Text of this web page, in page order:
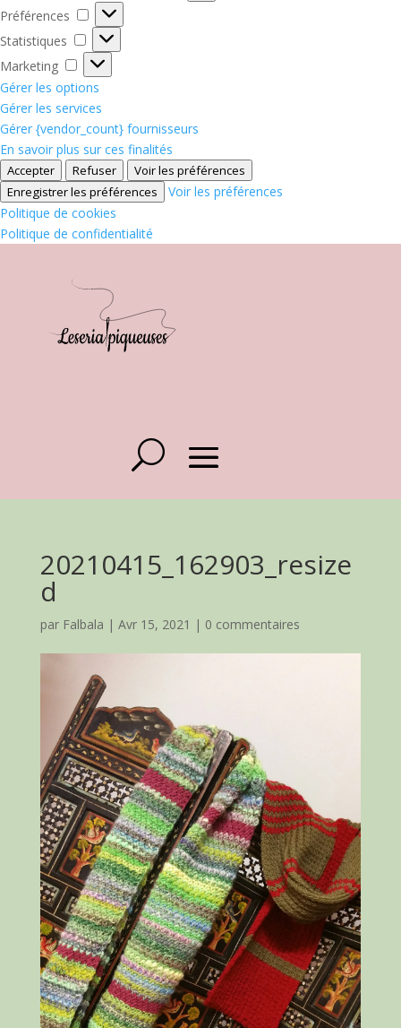
Préférences
Préférences
Statistiques
Statistiques
Marketing
Marketing
Gérer les options
Gérer les services
Gérer {vendor_count} fournisseurs
En savoir plus sur ces finalités
Accepter Refuser
Voir les préférences
Enregistrer les préférences
Voir les préférences
Politique de cookies
Politique de confidentialité
20210415_162903_resize
d
par Falbala | Avr 15, 2021 | 0 commentaires